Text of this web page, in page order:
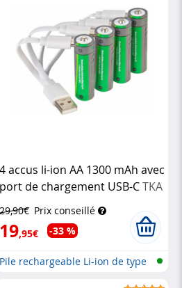
4 accus li-ion AA 1300 mAh avec
port de chargement USB-CTKA
29,90€ Prix conseillé
19,95€ -33 %
Pile rechargeable Li-ion de type